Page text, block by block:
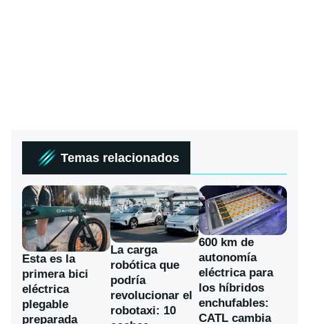
Temas relacionados
Esta es la
primera bici
eléctrica
plegable
preparada
La carga
robótica que
podría
revolucionar el
robotaxi: 10
600 km de
autonomía
eléctrica para
los híbridos
enchufables:
CATL cambia